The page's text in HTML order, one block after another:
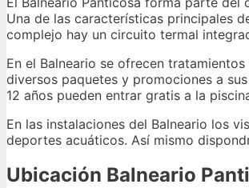
Una de las características principales
complejo hay un circuito termal
En el Balneario se ofrecen
diversos paquetes y promociones a
12 años pueden entrar gratis a la
En las instalaciones del Balneario los
deportes acuáticos. Así mismo
Ubicación Balneario